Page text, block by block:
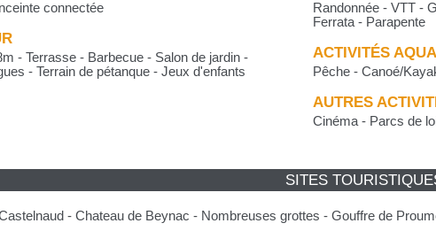
connectée
- Terrasse - Barbecue - Salon de jardin -
- Terrain de pétanque - Jeux d'enfants
Randonnée - VTT -
Ferrata - Parapente
ACTIVITÉS
Pêche - Canoé/
AUTRES
Cinéma - Parcs de
SITES
- Chateau de Beynac - Nombreuses grottes - Gouffre de